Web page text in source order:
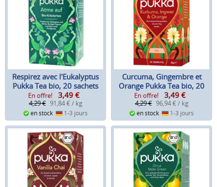
Respirez avec l'Eukalyptus
Pukka Tea bio, 20 sachets
En offre! 3,49 €
4,29 € 91,84 € / kg
en stock 1-3 jours
Curcuma, Gingembre et
Orange Pukka Tea bio, 20
sachets
En offre! 3,49 €
4,29 € 96,94 € / kg
en stock 1-3 jours